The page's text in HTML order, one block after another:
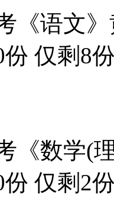
《语文
仅剩 8份
《数学(
仅剩 2份